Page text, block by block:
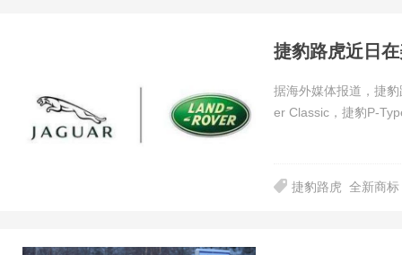
捷豹路虎近日
据海外媒体报道，捷
er Classic，捷豹P-
捷豹路虎 全新商标